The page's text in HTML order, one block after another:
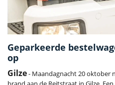
Geparkeerde
op
Gilze- Maandagnacht 20 oktober